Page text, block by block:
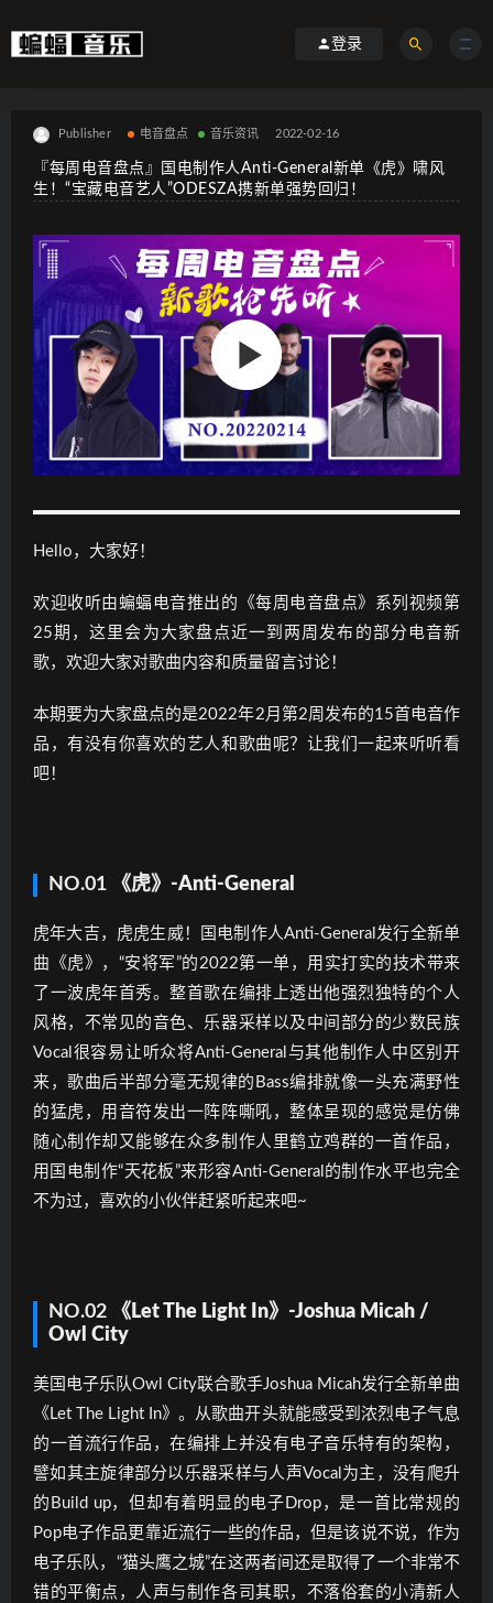
登录
Publisher 电音盘点 音乐资讯 2022-02-16
『每周电音盘点』国电制作人Anti-General新单《虎》啸风
生！“宝藏电音艺人”ODESZA携新单强势回归！
Hello，大家好！
欢迎收听由蝙蝠电音推出的《每周电音盘点》系列视频第
25期，这里会为大家盘点近一到两周发布的部分电音新
歌，欢迎大家对歌曲内容和质量留言讨论！
本期要为大家盘点的是2022年2月第2周发布的15首电音作
品，有没有你喜欢的艺人和歌曲呢？让我们一起来听听看
吧！
NO.01 《虎》-Anti-General
虎年大吉，虎虎生威！国电制作人Anti-General发行全新单
曲《虎》，“安将军”的2022第一单，用实打实的技术带来
了一波虎年首秀。整首歌在编排上透出他强烈独特的个人
风格，不常见的音色、乐器采样以及中间部分的少数民族
Vocal很容易让听众将Anti-General与其他制作人中区别开
来，歌曲后半部分毫无规律的Bass编排就像一头充满野性
的猛虎，用音符发出一阵阵嘶吼，整体呈现的感觉是仿佛
随心制作却又能够在众多制作人里鹤立鸡群的一首作品，
用国电制作“天花板”来形容Anti-General的制作水平也完全
不为过，喜欢的小伙伴赶紧听起来吧~
NO.02
《Let The Light In》-Joshua Micah /
Owl City
美国电子乐队Owl City联合歌手Joshua Micah发行全新单曲
《Let The Light In》。从歌曲开头就能感受到浓烈电子气息
的一首流行作品，在编排上并没有电子音乐特有的架构，
譬如其主旋律部分以乐器采样与人声Vocal为主，没有爬升
的Build up，但却有着明显的电子Drop，是一首比常规的
Pop电子作品更靠近流行一些的作品，但是该说不说，作为
电子乐队，“猫头鹰之城”在这两者间还是取得了一个非常不
错的平衡点，人声与制作各司其职，不落俗套的小清新人